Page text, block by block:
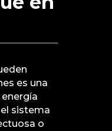
es una
sistema
o